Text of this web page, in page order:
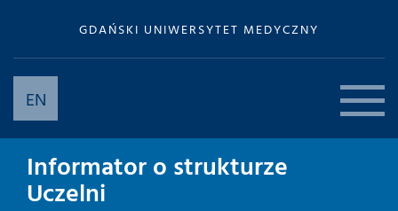
GDAŃSKI UNIWERSYTET MEDYCZNY
EN
Informator o strukturze
Uczelni